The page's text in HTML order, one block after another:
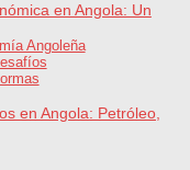
en Angola: Un
Angoleña
en Angola: Petróleo,